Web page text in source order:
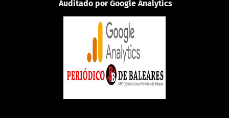
Auditado por Google Analytics